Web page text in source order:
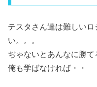
テスタさん達は難しい
い。。。
ぢゃないとあんなに勝て
俺も学ばなければ・・